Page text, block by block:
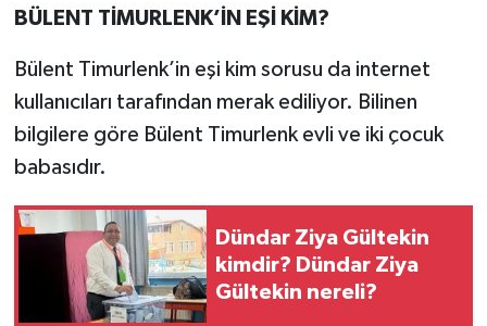
BÜLENT TİMURLENK’İN EŞİ KİM?
Bülent Timurlenk’in eşi kim sorusu da internet
kullanıcıları tarafından merak ediliyor. Bilinen
bilgilere göre Bülent Timurlenk evli ve iki çocuk
babasıdır.
Dündar Ziya Gültekin
kimdir? Dündar Ziya
Gültekin nereli?